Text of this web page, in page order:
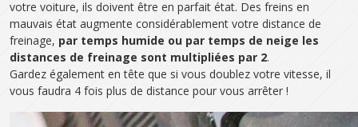
votre voiture, ils doivent être en parfait état. Des freins en
mauvais état augmente considérablement votre distance de
freinage, par temps humide ou par temps de neige les
distances de freinage sont multipliées par 2.
Gardez également en tête que si vous doublez votre vitesse, il
vous faudra 4 fois plus de distance pour vous arrêter !